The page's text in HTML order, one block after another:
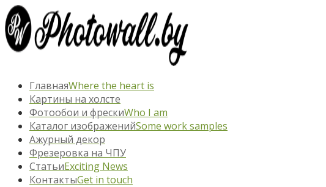
ГлавнаяWhere the heart is
Картины на холсте
Фотообои и фрескиWho I am
Каталог изображенийSome work samples
Ажурный декор
Фрезеровка на ЧПУ
СтатьиExciting News
КонтактыGet in touch